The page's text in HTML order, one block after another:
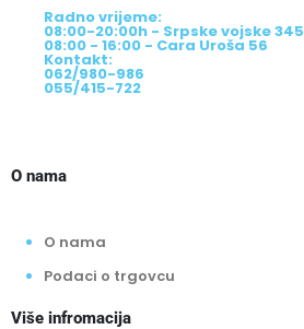
Radno vrijeme:
08:00-20:00h - Srpske vojske 345
08:00 - 16:00 - Cara Uroša 56
Kontakt:
062/980-986
055/415-722
O nama
O nama
Podaci o trgovcu
Više infromacija